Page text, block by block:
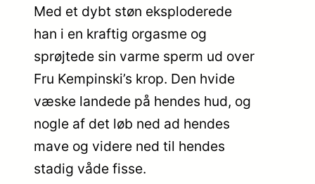
Med et dybt støn eksploderede
han i en kraftig orgasme og
sprøjtede sin varme sperm ud over
Fru Kempinski’s krop. Den hvide
væske landede på hendes hud, og
nogle af det løb ned ad hendes
mave og videre ned til hendes
stadig våde fisse.